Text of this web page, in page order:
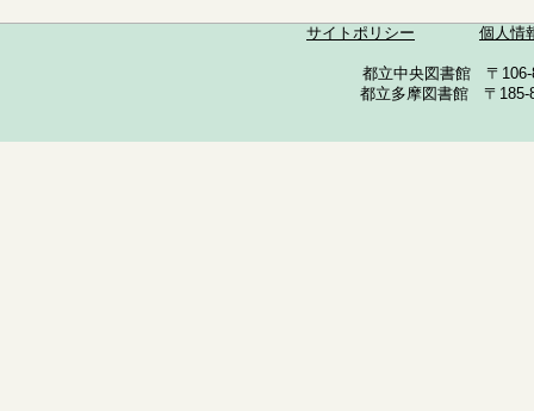
サイトポリシー 個人情
都立中央図書館 〒
都立多摩図書館 〒185-